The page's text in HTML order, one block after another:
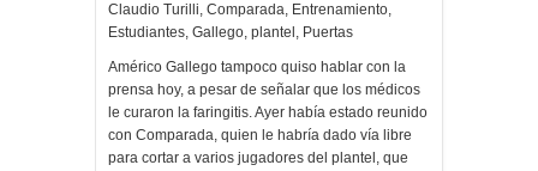
Claudio Turilli, Comparada, Entrenamiento,
Estudiantes, Gallego, plantel , Puertas
Américo Gallego tampoco quiso hablar con la
prensa hoy, a pesar de señalar que los médicos
le curaron la faringitis. Ayer había estado reunido
con Comparada, quien le habría dado vía libre
para cortar a varios jugadores del plantel, que